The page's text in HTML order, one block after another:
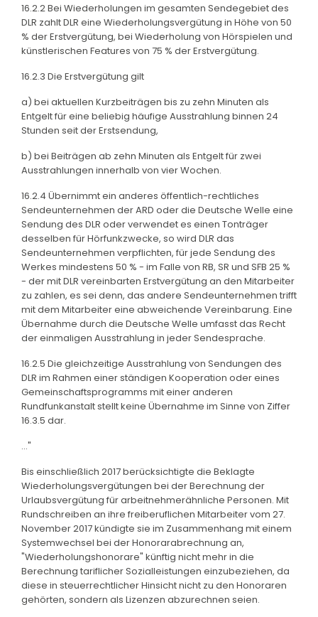
16.2.2 Bei Wiederholungen im gesamten Sendegebiet des
DLR zahlt DLR eine Wiederholungsvergütung in Höhe von 50
% der Erstvergütung, bei Wiederholung von Hörspielen und
künstlerischen Features von 75 % der Erstvergütung.
16.2.3 Die Erstvergütung gilt
a) bei aktuellen Kurzbeiträgen bis zu zehn Minuten als
Entgelt für eine beliebig häufige Ausstrahlung binnen 24
Stunden seit der Erstsendung,
b) bei Beiträgen ab zehn Minuten als Entgelt für zwei
Ausstrahlungen innerhalb von vier Wochen.
16.2.4 Übernimmt ein anderes öffentlich-rechtliches
Sendeunternehmen der ARD oder die Deutsche Welle eine
Sendung des DLR oder verwendet es einen Tonträger
desselben für Hörfunkzwecke, so wird DLR das
Sendeunternehmen verpflichten, für jede Sendung des
Werkes mindestens 50 % - im Falle von RB, SR und SFB 25 %
- der mit DLR vereinbarten Erstvergütung an den Mitarbeiter
zu zahlen, es sei denn, das andere Sendeunternehmen trifft
mit dem Mitarbeiter eine abweichende Vereinbarung. Eine
Übernahme durch die Deutsche Welle umfasst das Recht
der einmaligen Ausstrahlung in jeder Sendesprache.
16.2.5 Die gleichzeitige Ausstrahlung von Sendungen des
DLR im Rahmen einer ständigen Kooperation oder eines
Gemeinschaftsprogramms mit einer anderen
Rundfunkanstalt stellt keine Übernahme im Sinne von Ziffer
16.3.5 dar.
..."
Bis einschließlich 2017 berücksichtigte die Beklagte
Wiederholungsvergütungen bei der Berechnung der
Urlaubsvergütung für arbeitnehmerähnliche Personen. Mit
Rundschreiben an ihre freiberuflichen Mitarbeiter vom 27.
November 2017 kündigte sie im Zusammenhang mit einem
Systemwechsel bei der Honorarabrechnung an,
"Wiederholungshonorare" künftig nicht mehr in die
Berechnung tariflicher Sozialleistungen einzubeziehen, da
diese in steuerrechtlicher Hinsicht nicht zu den Honoraren
gehörten, sondern als Lizenzen abzurechnen seien.